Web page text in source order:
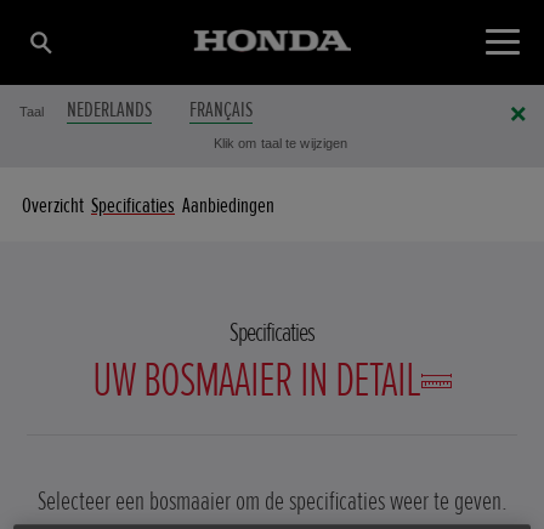
Taal NEDERLANDS FRANÇAIS
Klik om taal te wijzigen
Overzicht Specificaties Aanbiedingen
Specificaties
UW BOSMAAIER IN DETAIL
Selecteer een bosmaaier om de specificaties weer te geven.